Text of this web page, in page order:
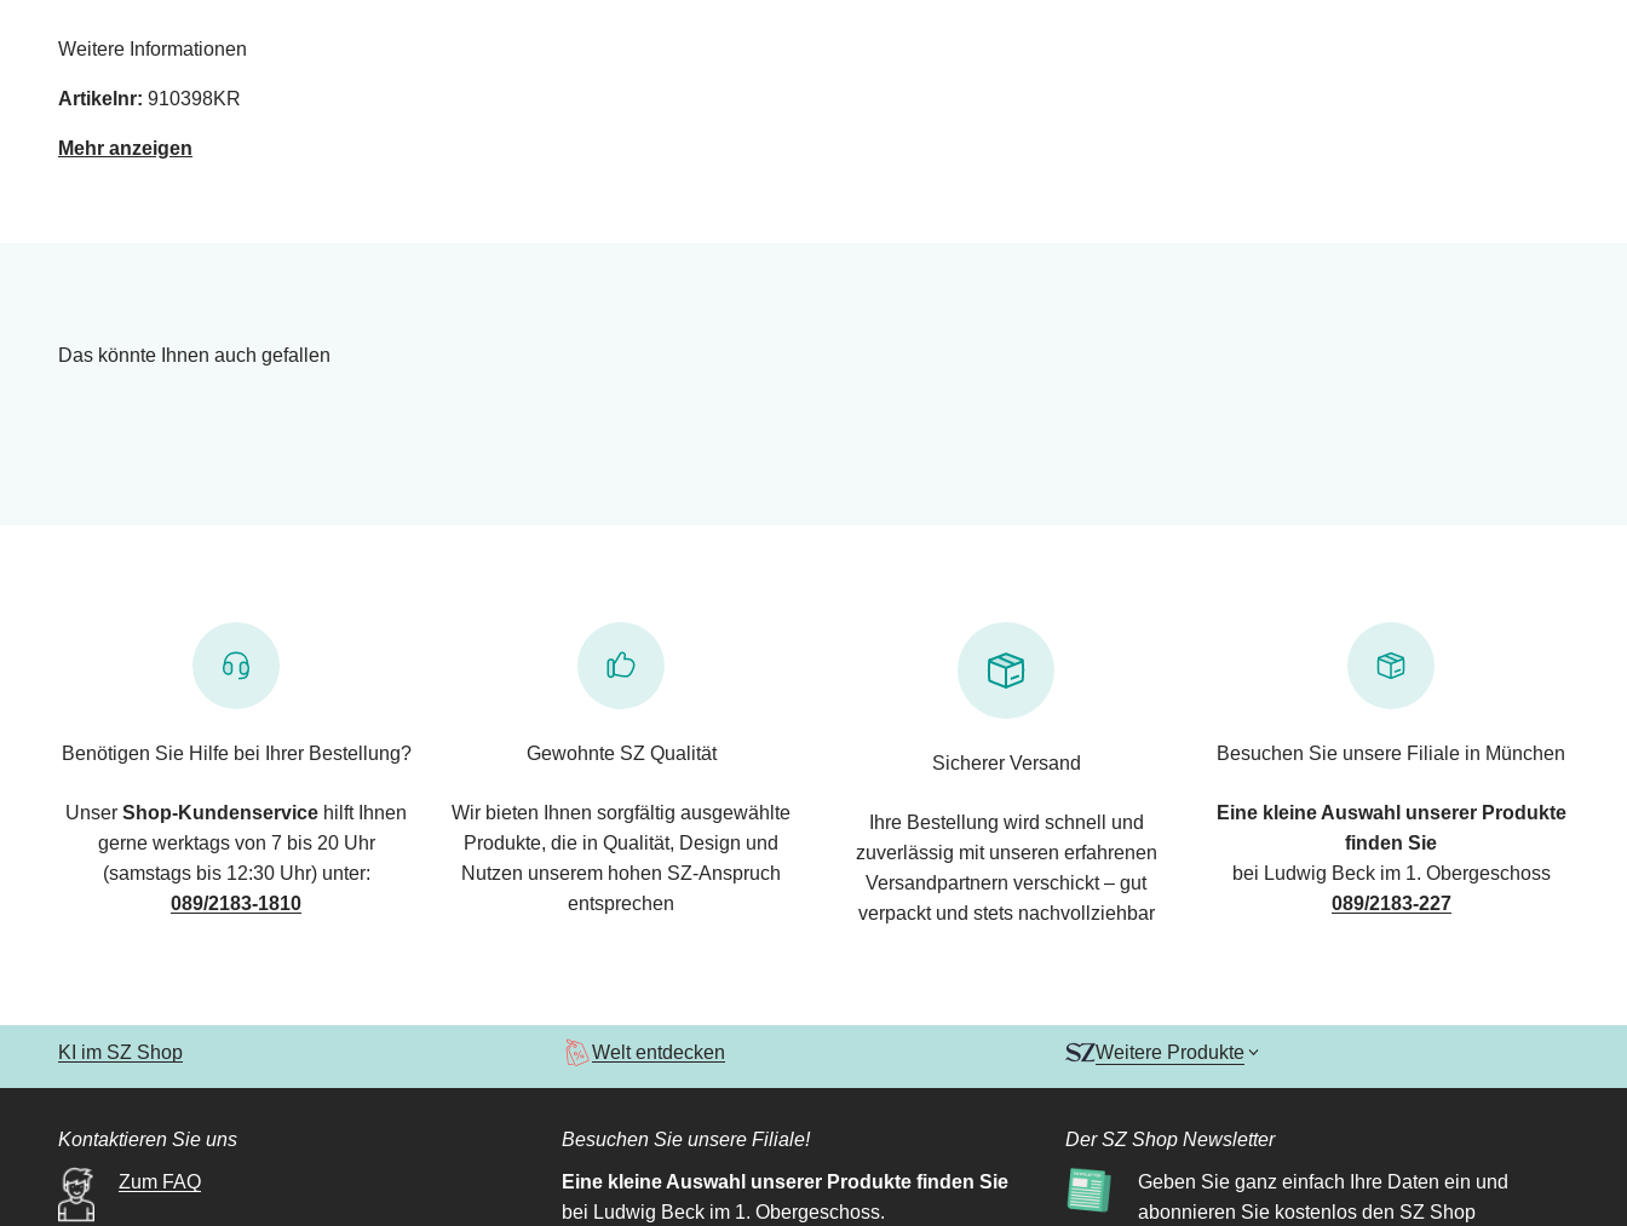
Weitere Informationen
Artikelnr: 910398KR
Mehr anzeigen
Das könnte Ihnen auch gefallen
Benötigen Sie Hilfe bei Ihrer Bestellung?
Unser Shop-Kundenservice hilft Ihnen
gerne werktags von 7 bis 20 Uhr
(samstags bis 12:30 Uhr) unter:
089/2183-1810
Gewohnte SZ Qualität
Wir bieten Ihnen sorgfältig ausgewählte
Produkte, die in Qualität, Design und
Nutzen unserem hohen SZ-Anspruch
entsprechen
Sicherer Versand
Ihre Bestellung wird schnell und
zuverlässig mit unseren erfahrenen
Versandpartnern verschickt – gut
verpackt und stets nachvollziehbar
Besuchen Sie unsere Filiale in München
Eine kleine Auswahl unserer Produkte
finden Sie
bei Ludwig Beck im 1. Obergeschoss
089/2183-227
KI im SZ Shop Welt entdecken Weitere Produkte
Kontaktieren Sie uns
Zum FAQ
Besuchen Sie unsere Filiale!
Eine kleine Auswahl unserer Produkte finden Sie
bei Ludwig Beck im 1. Obergeschoss.
Der SZ Shop Newsletter
Geben Sie ganz einfach Ihre Daten ein und
abonnieren Sie kostenlos den SZ Shop